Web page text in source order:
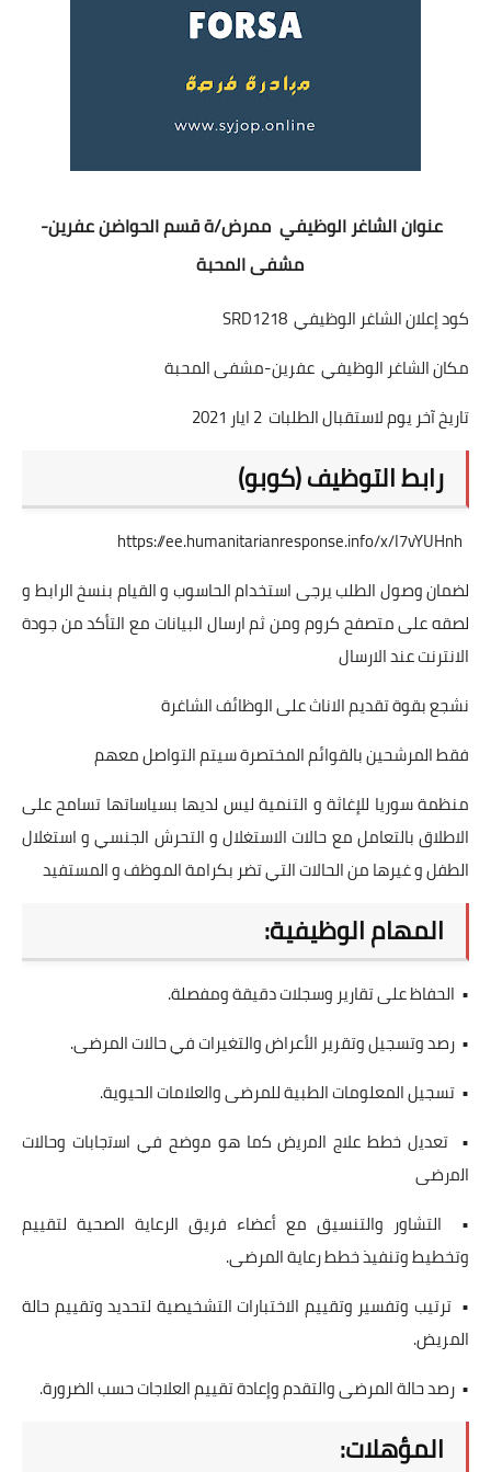
عنوان الشاغر الوظيفي ممرض/ة قسم الحواضن عفرين-
مشفى المحبة
كود إعلان الشاغر الوظيفي SRD1218
مكان الشاغر الوظيفي عفرين-مشفى المحبة
تاريخ آخر يوم لاستقبال الطلبات 2 ايار 2021
رابط التوظيف (كوبو)
https://ee.humanitarianresponse.info/x/I7vYUHnh
لضمان وصول الطلب يرجى استخدام الحاسوب و القيام بنسخ الرابط و
لصقه على متصفح كروم ومن ثم ارسال البيانات مع التأكد من جودة
الانترنت عند الارسال
نشجع بقوة تقديم الاناث على الوظائف الشاغرة
فقط المرشحين بالقوائم المختصرة سيتم التواصل معهم
منظمة سوريا للإغاثة و التنمية ليس لديها بسياساتها تسامح على
الاطلاق بالتعامل مع حالات الاستغلال و التحرش الجنسي و استغلال
الطفل و غيرها من الحالات التي تضر بكرامة الموظف و المستفيد
المهام الوظيفية:
• الحفاظ على تقارير وسجلات دقيقة ومفصلة.
• رصد وتسجيل وتقرير الأعراض والتغيرات في حالات المرضى.
• تسجيل المعلومات الطبية للمرضى والعلامات الحيوية.
• تعدﯾل ﺧطط ﻋﻼج اﻟﻣرﯾض ﮐﻣﺎ ھو ﻣوﺿﺢ ﻓﻲ اﺳﺗﺟﺎﺑﺎت وحالات
اﻟﻣرﺿﯽ
• التشاور والتنسيق مع أعضاء فريق الرعاية الصحية لتقييم
وتخطيط وتنفيذ خطط رعاية المرضى.
• ترتيب وتفسير وتقييم الاختبارات التشخيصية لتحديد وتقييم حالة
المريض.
• رصد حالة المرضى والتقدم وإعادة تقييم العلاجات حسب الضرورة.
المؤهلات: